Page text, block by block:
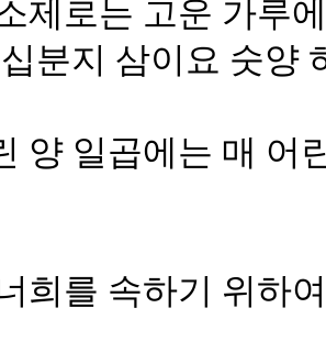
제로는 고운 가루
분지 삼이요 숫양
양 일곱에는 매 어
희를 속하기 위하